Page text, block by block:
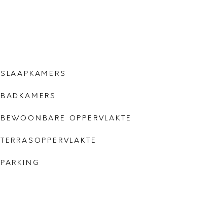
SLAAPKAMERS
BADKAMERS
BEWOONBARE OPPERVLAKTE
TERRASOPPERVLAKTE
PARKING